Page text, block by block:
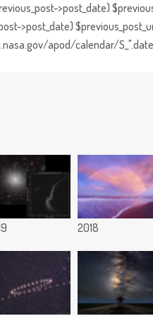
>post_date)
>post_date)
apod/calendar/
2018